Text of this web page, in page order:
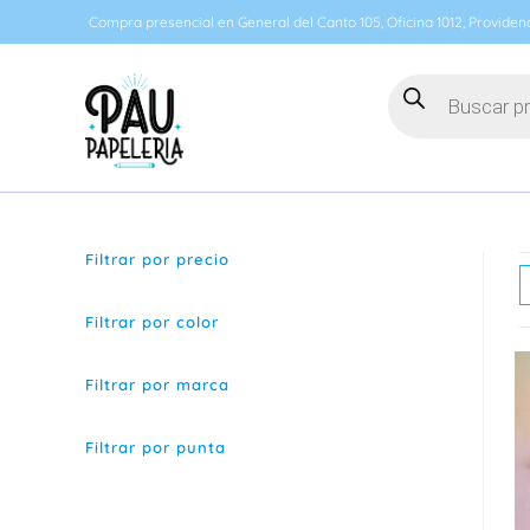
al
Compra presencial en General del Canto 105, Oficina 1012,
de
productos
Filtrar por precio
Filtrar por color
Filtrar por marca
Filtrar por punta